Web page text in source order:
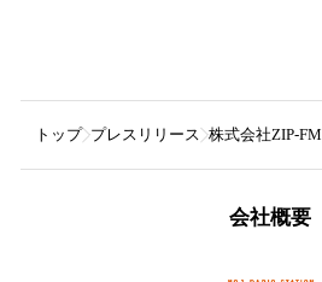
トップ プレスリリース 株式会社ZIP-FM
会社概要